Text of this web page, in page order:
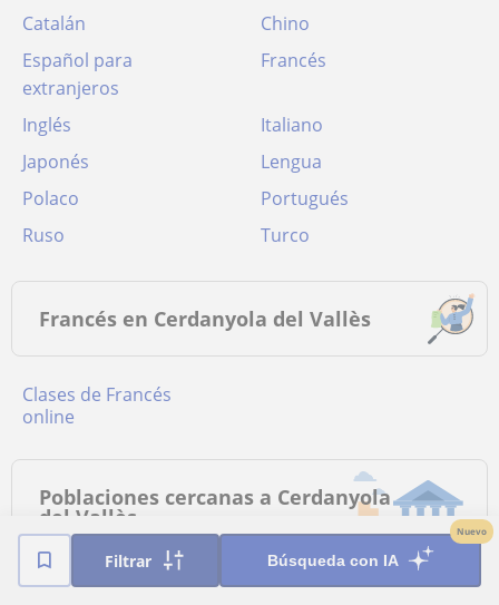
Filtrar Búsqueda con IA
Nuevo
Catalán
Chino
Español para
extranjeros
Francés
Inglés
Italiano
Japonés
Lengua
Polaco
Portugués
Ruso
Turco
Francés en Cerdanyola del Vallès
Clases de Francés
online
Poblaciones cercanas a Cerdanyola
del Vallès
Clases de Francés a Clases de Francés a